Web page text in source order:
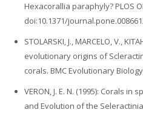
Hexacorallia paraphyly? PLOS
doi:10.1371/
STOLARSKI‚ J., MARCELO, V.,
evolutionary origins of
corals. BMC Evolutionary
VERON, J. E. N. (1995): Corals
and Evolution of the